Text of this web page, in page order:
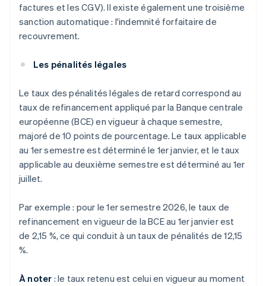
factures et les CGV). Il existe également une troisième
sanction automatique : l'indemnité forfaitaire de
recouvrement.
Les pénalités légales
Le taux des pénalités légales de retard correspond au
taux de refinancement appliqué par la Banque centrale
européenne (BCE) en vigueur à chaque semestre,
majoré de 10 points de pourcentage. Le taux applicable
au 1er semestre est déterminé le 1er janvier, et le taux
applicable au deuxième semestre est déterminé au 1er
juillet.
Par exemple : pour le 1er semestre 2026, le taux de
refinancement en vigueur de la BCE au 1er janvier est
de 2,15 %, ce qui conduit à un taux de pénalités de 12,15
%.
À noter : le taux retenu est celui en vigueur au moment